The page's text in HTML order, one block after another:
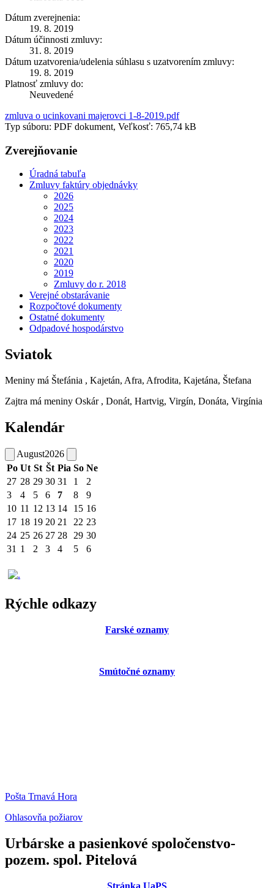
Dátum zverejnenia:
19. 8. 2019
Dátum účinnosti zmluvy:
31. 8. 2019
Dátum uzatvorenia/udelenia súhlasu s uzatvorením zmluvy:
19. 8. 2019
Platnosť zmluvy do:
Neuvedené
zmluva o ucinkovani majerovci 1-8-2019.pdf
Typ súboru: PDF dokument, Veľkosť: 765,74 kB
Zverejňovanie
Úradná tabuľa
Zmluvy faktúry objednávky
2026
2025
2024
2023
2022
2021
2020
2019
Zmluvy do r. 2018
Verejné obstarávanie
Rozpočtové dokumenty
Ostatné dokumenty
Odpadové hospodárstvo
Sviatok
Meniny má Štefánia , Kajetán, Afra, Afrodita, Kajetána, Štefana
Zajtra má meniny Oskár , Donát, Hartvig, Virgín, Donáta, Virgínia
Kalendár
August2026
Po Ut St Št Pia So Ne
27 28 29 30 31 1
2
3
4 5 6 7 8
9
10 11 12 13 14 15 16
17 18 19 20 21 22 23
24 25 26 27 28 29 30
31 1 2 3 4 5 6
Rýchle odkazy
Farské oznamy
Smútočné oznamy
Pošta Trnavá Hora
Ohlasovňa požiarov
Urbárske a pasienkové spoločenstvo-
pozem. spol. Pitelová
Stránka UaPS